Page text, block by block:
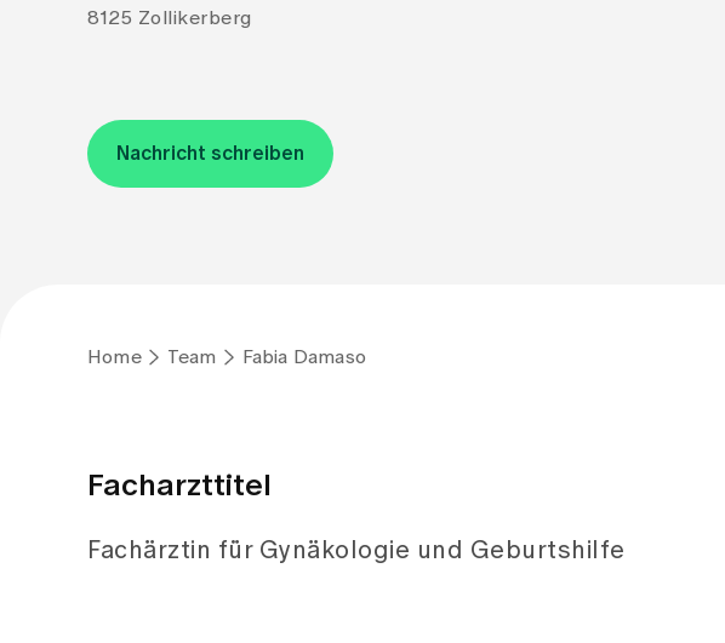
8125 Zollikerberg
Nachricht schreiben
Home Team Fabia Damaso
Facharzttitel
Fachärztin für Gynäkologie und Geburtshilfe